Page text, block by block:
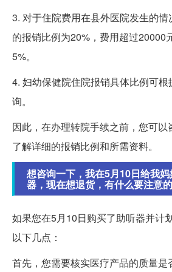
3. 对于住院费用在县外医院发生的
的报销比例为20%，费用超过20000
5%。
4. 妇幼保健院住院报销具体比例可
询。
因此，在办理转院手续之前，您可以
了解详细的报销比例和所需资料。
想咨询一下，我在5月10日给我
器，现在想退货，有什么要注意
如果您在5月10日购买了助听器并计
以下几点：
首先，您需要核实医疗产品的质量是